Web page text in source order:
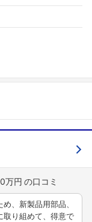
万円
、新製品用部品、
取り組めて、得意で